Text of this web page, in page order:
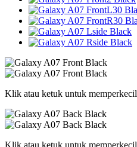
Klik atau ketuk untuk memperkecil
Klik atau ketuk untuk memperkecil